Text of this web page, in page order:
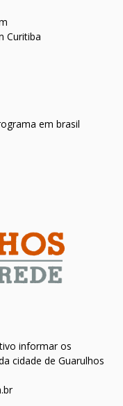
Curitiba
em brasil
informar os
cidade de Guarulhos